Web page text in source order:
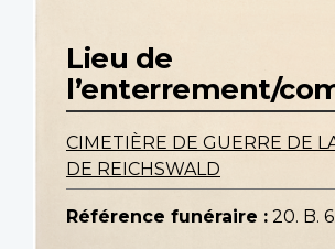
Lieu de
l’enterrement/
CIMETIÈRE DE GUERRE DE
DE REICHSWALD
Référence funéraire : 20. B. 6.